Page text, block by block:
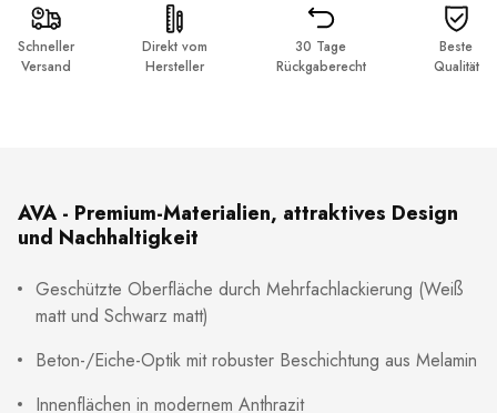
Schneller
Versand
Direkt vom
Hersteller
30 Tage
Rückgaberecht
Beste
Qualität
AVA - Premium-Materialien, attraktives Design
und Nachhaltigkeit
Geschützte Oberfläche durch Mehrfachlackierung (Weiß
matt und Schwarz matt)
Beton-/Eiche-Optik mit robuster Beschichtung aus Melamin
Innenflächen in modernem Anthrazit